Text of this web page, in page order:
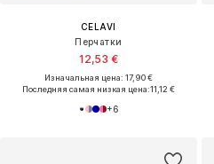
CELAVI
Перчатки
12,53 €
Изначальная цена: 17,90 €
Последняя самая низкая цена:11,12 €
+6